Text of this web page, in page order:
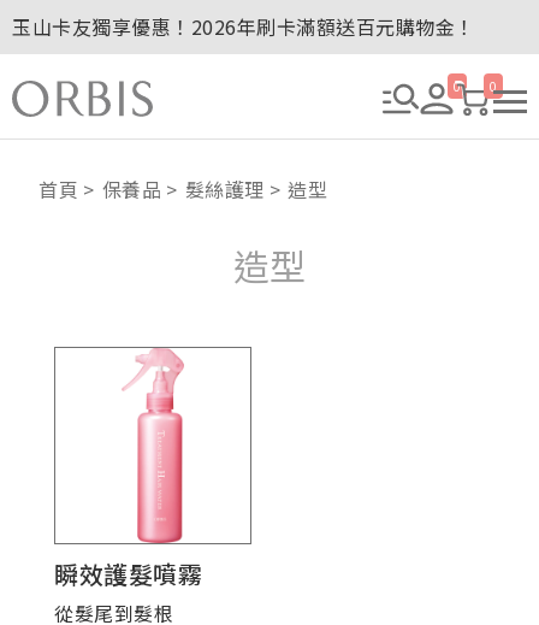
玉山卡友獨享優惠！2026年刷卡滿額送百元購物金！
2027年清新會員募集開跑！
全新回饋！聯邦卡友刷卡滿額送百元購物金！
贈品贈畢公告：ORBIS大理石紋午茶杯
贈品贈畢公告：ORBIS針織手提袋
…
0 0
首頁 保養品 髮絲護理 造型
造型
瞬效護髮噴霧
從髮尾到髮根